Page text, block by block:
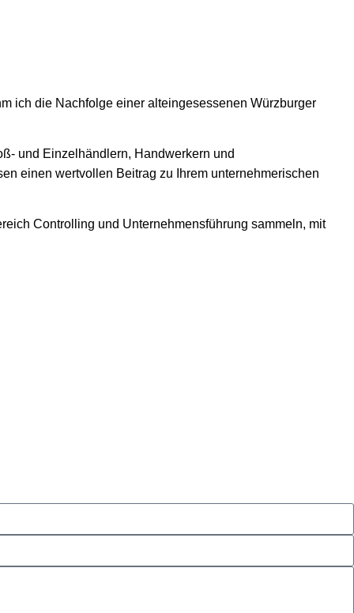
ich die Nachfolge einer alteingesessenen Würzburger
und Einzelhändlern, Handwerkern und
einen wertvollen Beitrag zu Ihrem unternehmerischen
Controlling und Unternehmensführung sammeln, mit